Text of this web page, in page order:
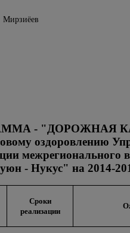
- "ДОРОЖНАЯ
оздоровлению
межрегионального
- Нукус" на 2014-
Сроки
реализации